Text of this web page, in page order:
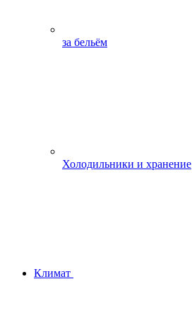
за бельём
Холодильники и хранение
Климат